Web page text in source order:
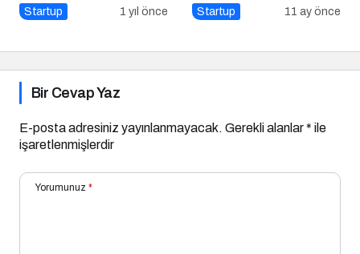
Podcast Pazarlaması
Startup 1 yıl önce
Oluşturma Nasıl Yapılır?
Startup 11 ay önce
Bir Cevap Yaz
E-posta adresiniz yayınlanmayacak. Gerekli alanlar* ile
işaretlenmişlerdir
Yorumunuz *